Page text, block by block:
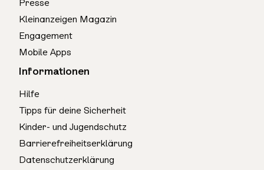
Presse
Kleinanzeigen Magazin
Engagement
Mobile Apps
Informationen
Hilfe
Tipps für deine Sicherheit
Kinder- und Jugendschutz
Barrierefreiheitserklärung
Datenschutzerklärung